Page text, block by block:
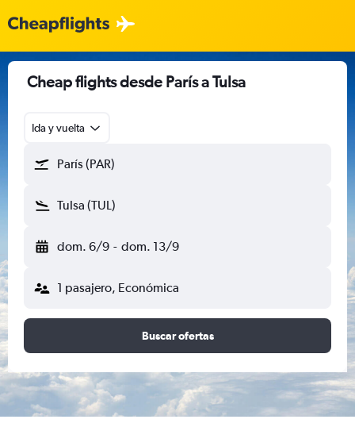
Cheap flights desde París a Tulsa
Ida y vuelta
París (PAR)
Tulsa (TUL)
dom. 6/9 - dom. 13/9
1 pasajero, Económica
Buscar ofertas